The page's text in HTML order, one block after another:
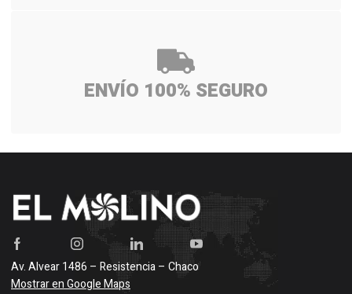
ENVÍO 100% SEGURO
Av. Alvear 1486 – Resistencia – Chaco
Mostrar en Google Maps